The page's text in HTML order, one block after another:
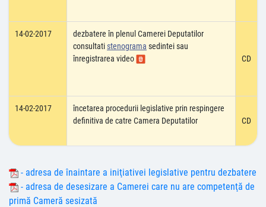
14-02-2017
dezbatere în plenul Camerei Deputatilor
consultatistenograma sedintei sau
înregistrarea video
CD
14-02-2017
încetarea procedurii legislative prin respingere
definitiva de catre Camera Deputatilor
CD
- adresa de înaintare a iniţiativei legislative pentru dezbatere
- adresa de desesizare a Camerei care nu are competenţă de
primă Cameră sesizată